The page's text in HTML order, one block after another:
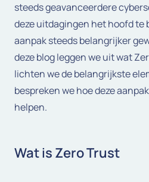
steeds geavanceerdere
deze uitdagingen het hoofd te
aanpak steeds belangrijker
deze blog leggen we uit wat
lichten we de belangrijkste
bespreken we hoe deze
helpen.
Wat is Zero Trust